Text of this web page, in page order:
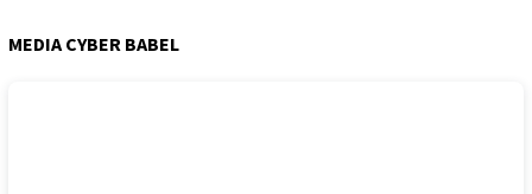
MEDIA CYBER BABEL